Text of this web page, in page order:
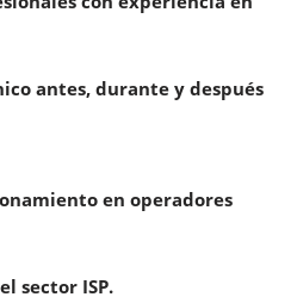
antes, durante y después
en operadores
sector ISP.